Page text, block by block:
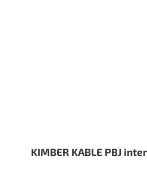
KIMBER KABLE PBJ